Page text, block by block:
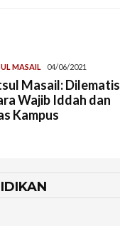
MASAIL 04/06/2021
Masail: Dilematis
Wajib Iddah dan
Kampus